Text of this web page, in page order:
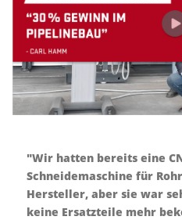
"Wir hatten bereits eine
Schneidemaschine für
Hersteller, aber sie war
keine Ersatzteile mehr